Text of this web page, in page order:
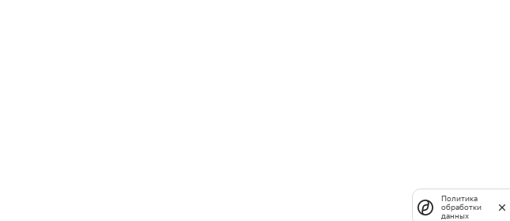
Политика
обработки
данных